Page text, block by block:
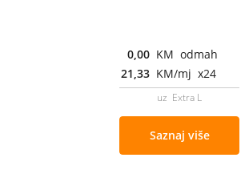
0,00 KM odmah
21,33 KM/mj x24
uz Extra L
Saznaj više